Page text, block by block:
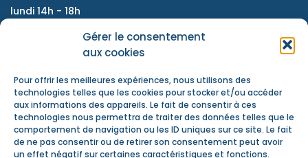
Gérer le consentement
aux cookies
Pour offrir les meilleures expériences, nous utilisons des
technologies telles que les cookies pour stocker et/ou accéder
aux informations des appareils. Le fait de consentir à ces
technologies nous permettra de traiter des données telles que le
comportement de navigation ou les ID uniques sur ce site. Le fait
de ne pas consentir ou de retirer son consentement peut avoir
un effet négatif sur certaines caractéristiques et fonctions.
lundi 14h - 18h
Du mardi au vendredi :
9h - 12h / 14h- 18h
d'échanges, information jeunesse
Nous contacter
Actualités
Mentions Légales